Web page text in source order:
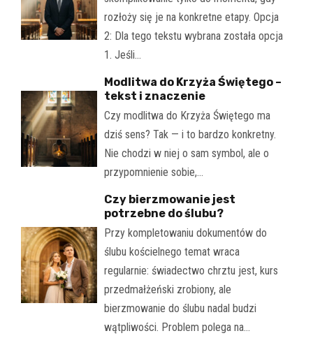
rozłoży się je na konkretne etapy. Opcja
2: Dla tego tekstu wybrana została opcja
1. Jeśli…
Modlitwa do Krzyża Świętego –
tekst i znaczenie
Czy modlitwa do Krzyża Świętego ma
dziś sens? Tak — i to bardzo konkretny.
Nie chodzi w niej o sam symbol, ale o
przypomnienie sobie,…
Czy bierzmowanie jest
potrzebne do ślubu?
Przy kompletowaniu dokumentów do
ślubu kościelnego temat wraca
regularnie: świadectwo chrztu jest, kurs
przedmałżeński zrobiony, ale
bierzmowanie do ślubu nadal budzi
wątpliwości. Problem polega na…